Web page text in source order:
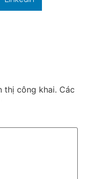
thị công khai. Các